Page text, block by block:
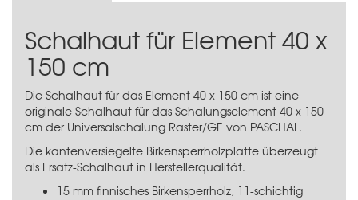
Schalhaut für Element 40 x
150 cm
Die Schalhaut für das Element 40 x 150 cm ist eine
originale Schalhaut für das Schalungselement 40 x 150
cm der Universalschalung Raster/GE von PASCHAL.
Die kantenversiegelte Birkensperrholzplatte überzeugt
als Ersatz-Schalhaut in Herstellerqualität.
15 mm finnisches Birkensperrholz, 11-schichtig